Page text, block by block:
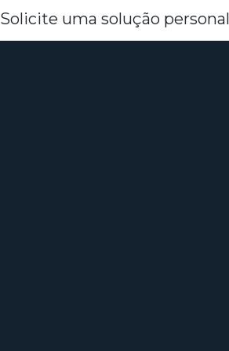
Solicite uma solução